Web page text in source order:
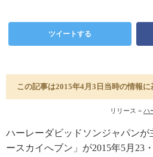
ツイートする
この記事は2015年4月3日当時の情報に
リリース = ハ
ハーレーダビッドソンジャパン
ースカイへブン」が2015年5月23